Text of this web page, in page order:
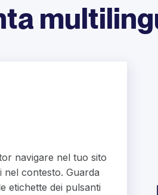
navigare nel tuo sito
nel contesto. Guarda
etichette dei pulsanti